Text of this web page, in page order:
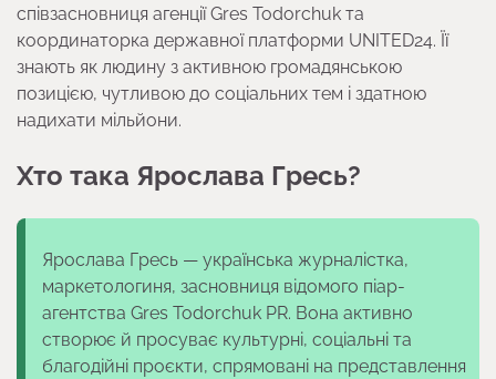
співзасновниця агенції Gres Todorchuk та
координаторка державної платформи UNITED24. Її
знають як людину з активною громадянською
позицією, чутливою до соціальних тем і здатною
надихати мільйони.
Хто така Ярослава Гресь?
Ярослава Гресь — українська журналістка,
маркетологиня, засновниця відомого піар-
агентства Gres Todorchuk PR. Вона активно
створює й просуває культурні, соціальні та
благодійні проєкти, спрямовані на представлення